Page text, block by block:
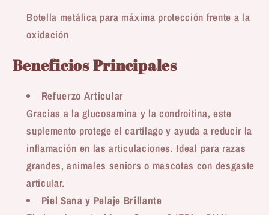
Botella metálica para máxima protección frente a la
oxidación
Beneficios Principales
Refuerzo Articular
Gracias a la glucosamina y la condroitina, este
suplemento protege el cartílago y ayuda a reducir la
inflamación en las articulaciones. Ideal para razas
grandes, animales seniors o mascotas con desgaste
articular.
Piel Sana y Pelaje Brillante